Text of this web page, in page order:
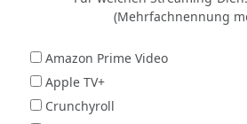
(Mehrfachnennung
Amazon Prime Video
Apple TV+
Crunchyroll